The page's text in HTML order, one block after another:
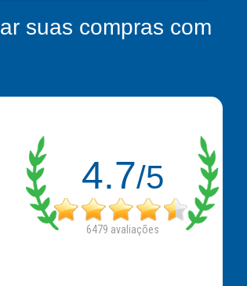
suas compras com
4.7/5
6479 avaliações